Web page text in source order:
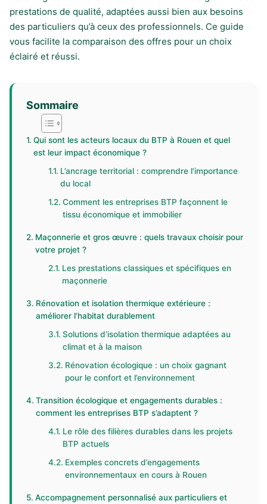
prestations de qualité, adaptées aussi bien aux besoins
des particuliers qu’à ceux des professionnels. Ce guide
vous facilite la comparaison des offres pour un choix
éclairé et réussi.
Sommaire
Qui sont les acteurs locaux du BTP à Rouen et quel
est leur impact économique ?
L’ancrage territorial : comprendre l’importance
du local
Comment les entreprises BTP façonnent le
tissu économique et immobilier
Maçonnerie et gros œuvre : quels travaux choisir pour
votre projet ?
Les prestations classiques et spécifiques en
maçonnerie
Rénovation et isolation thermique extérieure :
améliorer l’habitat durablement
Solutions d’isolation thermique adaptées au
climat et à la maison
Rénovation écologique : un choix gagnant
pour le confort et l’environnement
Transition écologique et engagements durables :
comment les entreprises BTP s’adaptent ?
Le rôle des filières durables dans les projets
BTP actuels
Exemples concrets d’engagements
environnementaux en cours à Rouen
Accompagnement personnalisé aux particuliers et